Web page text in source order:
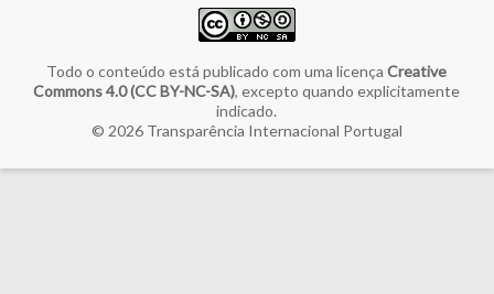
Todo o conteúdo está publicado com uma licençaCreative
Commons 4.0 (CC BY-NC-SA), excepto quando explicitamente
indicado.
© 2026 Transparência Internacional Portugal